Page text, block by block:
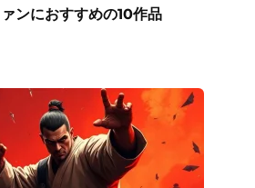
ァンにおすすめの10作品